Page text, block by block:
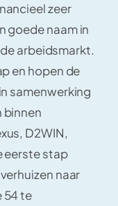
zeer
goede naam in
arbeidsmarkt.
en hopen de
samenwerking
binnen
D2WIN,
eerste stap
naar
54 te